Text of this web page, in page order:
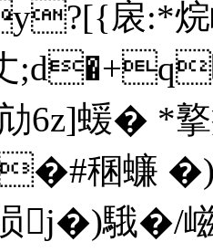
扆:*烷
;d�+q
蝯� *
蠊 �)�
j�)騀�/